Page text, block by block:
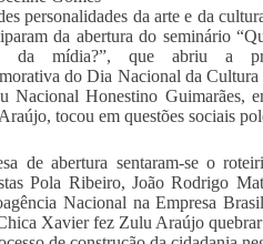
personalidades da arte e da
da abertura do seminário
da mídia?”, que abriu a
do Dia Nacional da
Nacional Honestino Guimarães,
tocou em questões sociais
de abertura sentaram-se o
Pola Ribeiro, João Rodrigo
Nacional na Empresa
Xavier fez Zulu Araújo